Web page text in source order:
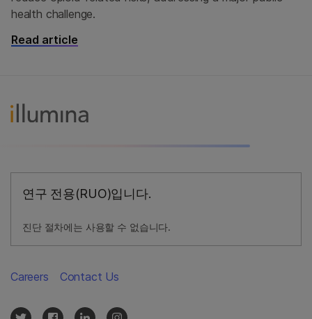
health challenge.
Read article
연구 전용(RUO)입니다.
진단 절차에는 사용할 수 없습니다.
Careers Contact Us